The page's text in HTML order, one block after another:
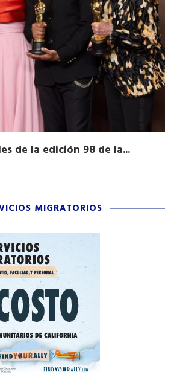
de la edición 98 de la...
MIGRATORIOS